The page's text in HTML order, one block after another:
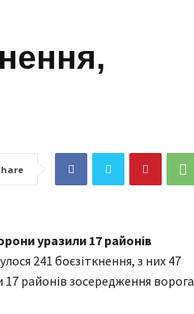
уразили 17 районів
241 боєзіткнення, з них 47
районів зосередження ворога